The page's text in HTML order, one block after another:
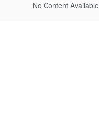
No Content Available